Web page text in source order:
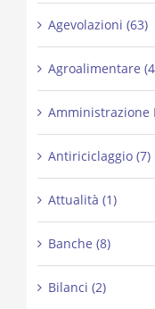
Agevolazioni (63)
Agroalimentare
Amministrazione
Antiriciclaggio (7)
Attualità (1)
Banche (8)
Bilanci (2)